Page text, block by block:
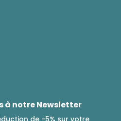
à notre Newsletter
de -5% sur votre